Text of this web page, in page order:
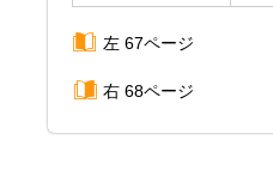
左 67ページ
右 68ページ